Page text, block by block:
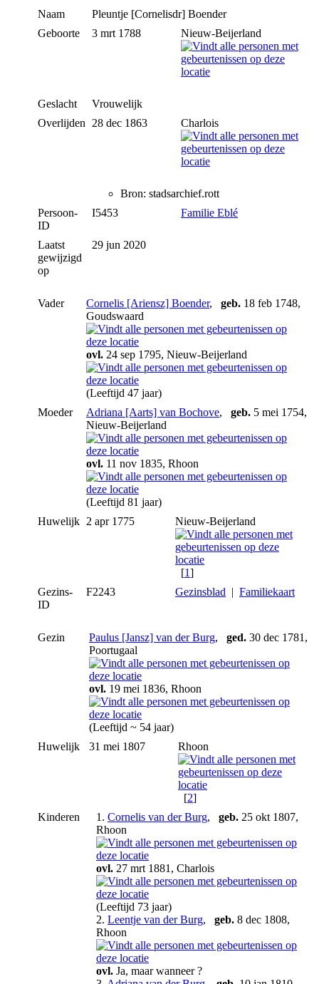
Naam Pleuntje [Cornelisdr] Boender
Geboorte
3 mrt 1788 Nieuw-Beijerland
Geslacht
Vrouwelijk
Overlijden
28 dec 1863 Charlois
Bron: stadsarchief.rott
Persoon-
ID
I5453 Familie Eblé
Laatst
gewijzigd
op
29 jun 2020
Vader Cornelis [Ariensz] Boender, geb. 18 feb 1748,
Goudswaard
ovl. 24 sep 1795, Nieuw-Beijerland
(Leeftijd 47 jaar)
Moeder
Adriana [Aarts] van Bochove, geb. 5 mei 1754,
Nieuw-Beijerland
ovl. 11 nov 1835, Rhoon
(Leeftijd 81 jaar)
Huwelijk 2 apr 1775 Nieuw-Beijerland
[1]
Gezins-
ID
F2243 Gezinsblad | Familiekaart
Gezin Paulus [Jansz] van der Burg, ged. 30 dec 1781,
Poortugaal
ovl. 19 mei 1836, Rhoon
(Leeftijd ~ 54 jaar)
Huwelijk
31 mei 1807 Rhoon
[2]
Kinderen
1. Cornelis van der Burg, geb. 25 okt 1807,
Rhoon
ovl. 27 mrt 1881, Charlois
(Leeftijd 73 jaar)
2. Leentje van der Burg, geb. 8 dec 1808,
Rhoon
ovl. Ja, maar wanneer ?